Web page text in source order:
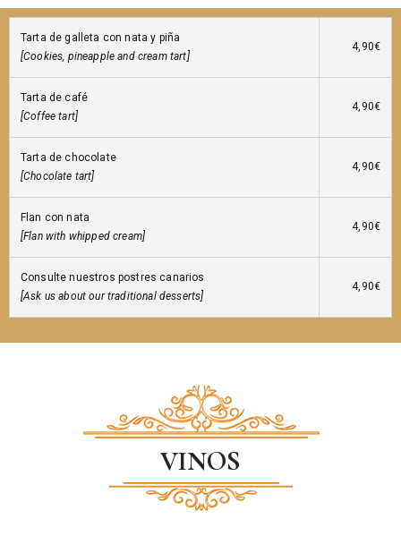
Tarta de galleta con nata y piña
[Cookies, pineapple and cream tart]
4,90€
Tarta de café
[Coffee tart]
4,90€
Tarta de chocolate
[Chocolate tart]
4,90€
Flan con nata
[Flan with whipped cream]
4,90€
Consulte nuestros postres canarios
[Ask us about our traditional desserts]
4,90€
VINOS